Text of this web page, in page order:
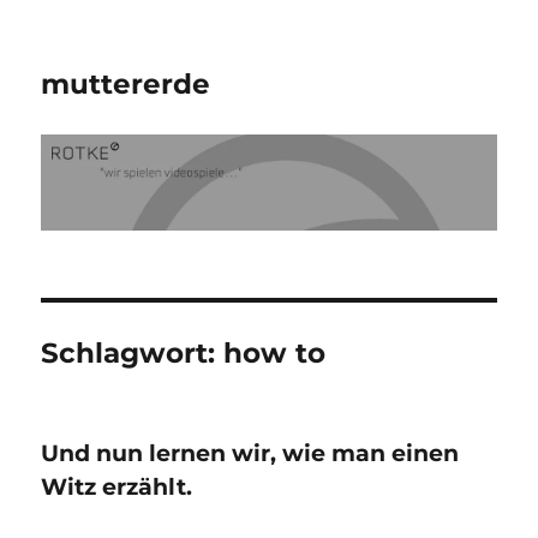
muttererde
Schlagwort: how to
Und nun lernen wir, wie man einen
Witz erzählt.